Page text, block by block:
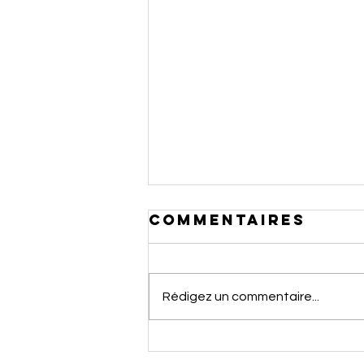
Le vapotage
Commentaires
Rédigez un commentaire...